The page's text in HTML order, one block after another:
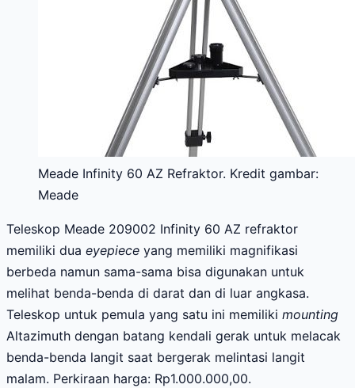
Meade Infinity 60 AZ Refraktor. Kredit gambar:
Meade
Teleskop Meade 209002 Infinity 60 AZ refraktor
memiliki dua eyepiece yang memiliki magnifikasi
berbeda namun sama-sama bisa digunakan untuk
melihat benda-benda di darat dan di luar angkasa.
Teleskop untuk pemula yang satu ini memiliki mounting
Altazimuth dengan batang kendali gerak untuk melacak
benda-benda langit saat bergerak melintasi langit
malam. Perkiraan harga: Rp1.000.000,00.